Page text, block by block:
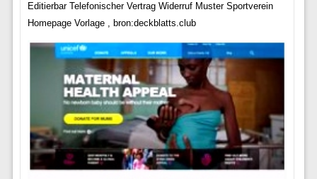
Editierbar Telefonischer Vertrag Widerruf Muster Sportverein
Homepage Vorlage , bron:deckblatts.club